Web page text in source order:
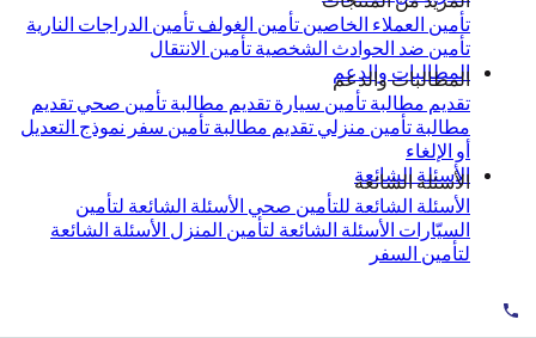
تأمين العملاء الخاصين تأمين الغولف تأمين الدراجات النارية
تأمين ضد الحوادث الشخصية تأمين الانتقال
المطالبات والدعم
المطالبات والدعم
تقديم مطالبة تأمين سيارة تقديم مطالبة تأمين صحي تقديم
مطالبة تأمين منزلي تقديم مطالبة تأمين سفر نموذج التعديل
أو الإلغاء
الأسئلة الشائعة
الأسئلة الشائعة
الأسئلة الشائعة للتأمين صحي الأسئلة الشائعة لتأمين
السيّارات الأسئلة الشائعة لتأمين المنزل الأسئلة الشائعة
لتأمين السفر